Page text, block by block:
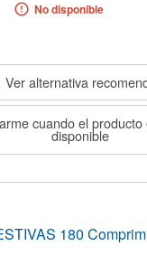
No disponible
Ver alternativa
cuando el
disponible
180